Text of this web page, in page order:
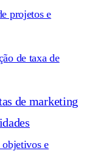
projetos e
de taxa de
de marketing
e